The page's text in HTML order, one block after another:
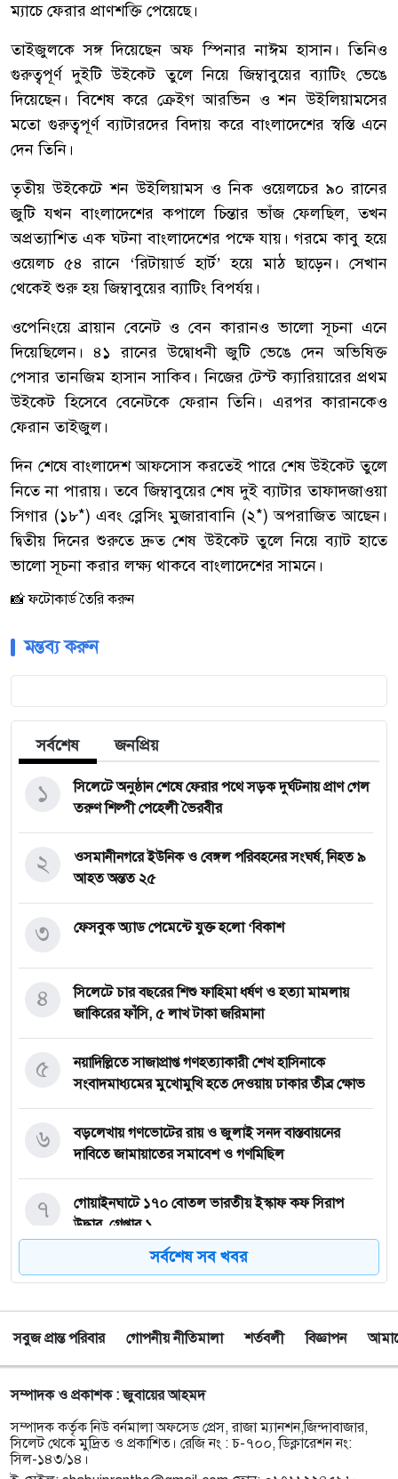
ম্যাচে ফেরার প্রাণশক্তি পেয়েছে।
তাইজুলকে সঙ্গ দিয়েছেন অফ স্পিনার নাঈম হাসান। তিনিও
গুরুত্বপূর্ণ দুইটি উইকেট তুলে নিয়ে জিম্বাবুয়ের ব্যাটিং ভেঙে
দিয়েছেন। বিশেষ করে ক্রেইগ আরভিন ও শন উইলিয়ামসের
মতো গুরুত্বপূর্ণ ব্যাটারদের বিদায় করে বাংলাদেশের স্বস্তি এনে
দেন তিনি।
তৃতীয় উইকেটে শন উইলিয়ামস ও নিক ওয়েলচের ৯০ রানের
জুটি যখন বাংলাদেশের কপালে চিন্তার ভাঁজ ফেলছিল, তখন
অপ্রত্যাশিত এক ঘটনা বাংলাদেশের পক্ষে যায়। গরমে কাবু হয়ে
ওয়েলচ ৫৪ রানে ‘রিটায়ার্ড হার্ট’ হয়ে মাঠ ছাড়েন। সেখান
থেকেই শুরু হয় জিম্বাবুয়ের ব্যাটিং বিপর্যয়।
ওপেনিংয়ে ব্রায়ান বেনেট ও বেন কারানও ভালো সূচনা এনে
দিয়েছিলেন। ৪১ রানের উদ্বোধনী জুটি ভেঙে দেন অভিষিক্ত
পেসার তানজিম হাসান সাকিব। নিজের টেস্ট ক্যারিয়ারের প্রথম
উইকেট হিসেবে বেনেটকে ফেরান তিনি। এরপর কারানকেও
ফেরান তাইজুল।
দিন শেষে বাংলাদেশ আফসোস করতেই পারে শেষ উইকেট তুলে
নিতে না পারায়। তবে জিম্বাবুয়ের শেষ দুই ব্যাটার তাফাদজাওয়া
সিগার (১৮*) এবং ব্লেসিং মুজারাবানি (২*) অপরাজিত আছেন।
দ্বিতীয় দিনের শুরুতে দ্রুত শেষ উইকেট তুলে নিয়ে ব্যাট হাতে
ভালো সূচনা করার লক্ষ্য থাকবে বাংলাদেশের সামনে।
📸 ফটোকার্ড তৈরি করুন
মন্তব্য করুন
সর্বশেষ জনপ্রিয়
সিলেটে অনুষ্ঠান শেষে ফেরার পথে সড়ক দুর্ঘটনায় প্রাণ গেল
তরুণ শিল্পী পেহেলী ভৈরবীর
১
ওসমানীনগরে ইউনিক ও বেঙ্গল পরিবহনের সংঘর্ষ, নিহত ৯
আহত অন্তত ২৫
২
ফেসবুক অ্যাড পেমেন্টে যুক্ত হলো ‘বিকাশ
৩
সিলেটে চার বছরের শিশু ফাহিমা ধর্ষণ ও হত্যা মামলায়
জাকিরের ফাঁসি, ৫ লাখ টাকা জরিমানা
৪
নয়াদিল্লিতে সাজাপ্রাপ্ত গণহত্যাকারী শেখ হাসিনাকে
সংবাদমাধ্যমের মুখোমুখি হতে দেওয়ায় ঢাকার তীব্র ক্ষোভ
৫
বড়লেখায় গণভোটের রায় ও জুলাই সনদ বাস্তবায়নের
দাবিতে জামায়াতের সমাবেশ ও গণমিছিল
৬
গোয়াইনঘাটে ১৭০ বোতল ভারতীয় ইস্কাফ কফ সিরাপ
উদ্ধার, গ্রেপ্তার ১
৭
জুলাই গণঅভ্যুত্থান দিবস উপলক্ষে জকিগঞ্জে আলোচনা
৮
জকিগঞ্জে নিরাপদ ও টেকসই কৃষি নিশ্চিতে জৈবিক উপাদান
ব্যবহারে নারীদের অংশগ্রহণ বিষয়ক মতবিনিময় সভা
৯
টাঙ্গুয়ার হাওর অবৈধভাবে অনুপ্রবেশের দায়ে ৬ হাউসবোটে
কে জরিমানা
১০
সর্বশেষ সব খবর
সবুজ প্রান্ত পরিবার গোপনীয় নীতিমালা শর্তবলী বিজ্ঞাপন
সম্পাদক ও প্রকাশক : জুবায়ের আহমদ
সম্পাদক কর্তৃক নিউ বর্নমালা অফসেড প্রেস, রাজা ম্যানশন,জিন্দাবাজার,
সিলেট থেকে মুদ্রিত ও প্রকাশিত। রেজি নং : চ-৭০০, ডিক্লারেশন নং:
সিল-১৪৩/১৪।